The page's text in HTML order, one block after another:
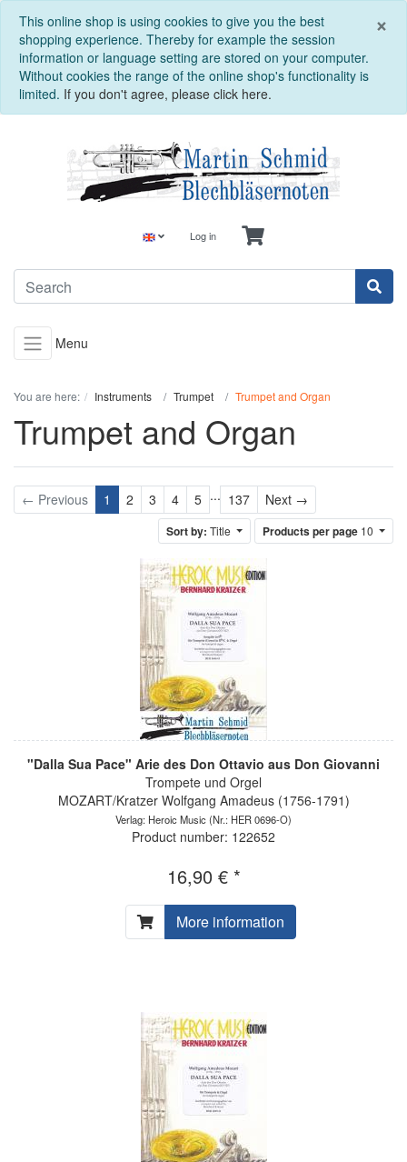
×
This online shop is using cookies to give you the best
shopping experience. Thereby for example the session
information or language setting are stored on your computer.
Without cookies the range of the online shop's functionality is
limited. If you don't agree, please click here.
Log in
Menu
You are here: Instruments Trumpet Trumpet and Organ
Trumpet and Organ
← Previous 1 2 3 4 5 ... 137 Next →
Sort by: Title Products per page 10
"Dalla Sua Pace" Arie des Don Ottavio aus Don Giovanni
Trompete und Orgel
MOZART/Kratzer Wolfgang Amadeus (1756-1791)
Verlag: Heroic Music(Nr.: HER 0696-O)
Product number: 122652
16,90 € *
More information